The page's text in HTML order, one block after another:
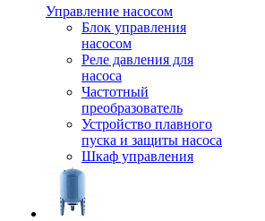
Управление насосом
Блок управления
насосом
Реле давления для
насоса
Частотный
преобразователь
Устройство плавного
пуска и защиты насоса
Шкаф управления